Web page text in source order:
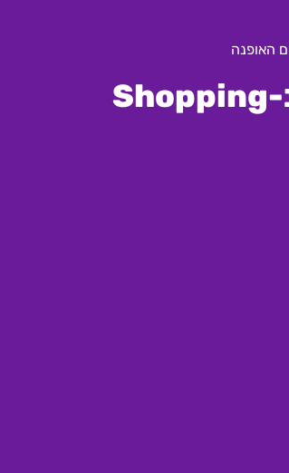
הכלים המתקדמים ביותר לקידום קמפיינים ב-Shopping